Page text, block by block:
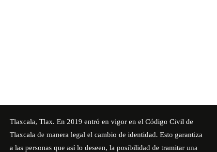
Tlaxcala, Tlax. En 2019 entró en vigor en el Código Civil de
Tlaxcala de manera legal el cambio de identidad. Esto garantiza
a las personas que así lo deseen, la posibilidad de tramitar una